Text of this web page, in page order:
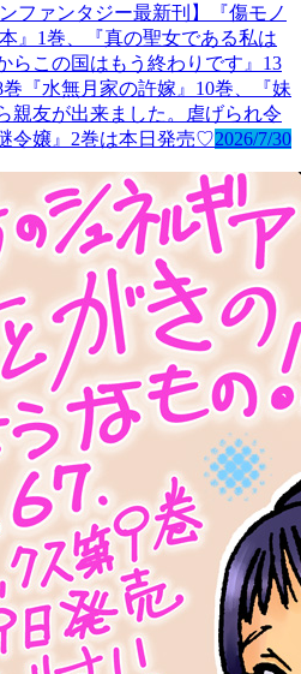
ファンタジー最新刊】『傷モノ
』1巻、『真の聖女である私は
らこの国はもう終わりです』13
『水無月家の許嫁』10巻、『妹
親友が出来ました。虐げられ令
令嬢』2巻は本日発売♡2026/7/30